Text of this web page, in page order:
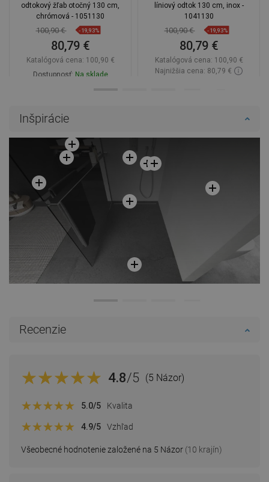
odtokový žľab otočný 130 cm,
chrómová - 1051130
100,90 € -19,93%
80,79 €
Katalógová cena: 100,90 €
Dostupnosť: Na sklade
líniový odtok 130 cm, inox -
1041130
100,90 € -19,93%
80,79 €
Katalógová cena: 100,90 €
Najnižšia cena: 80,79 €
Inšpirácie
Recenzie
4.8/5 (5 Názor)
Všeobecné hodnotenie založené na 5 Názor (10 krajín)
5.0/5 Kvalita
4.9/5 Vzhľad